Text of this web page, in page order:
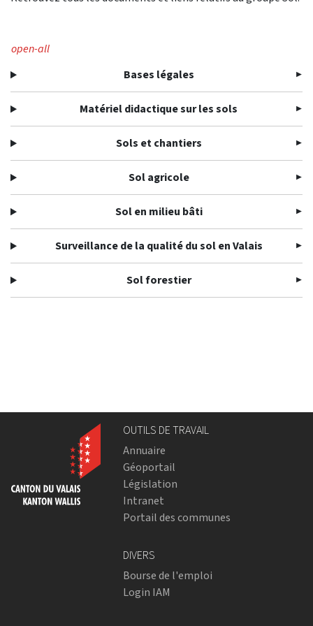
open-all
Bases légales
Matériel didactique sur les sols
Sols et chantiers
Sol agricole
Sol en milieu bâti
Surveillance de la qualité du sol en Valais
Sol forestier
OUTILS DE TRAVAIL
Annuaire
Géoportail
Législation
Intranet
Portail des communes
DIVERS
Bourse de l'emploi
Login IAM